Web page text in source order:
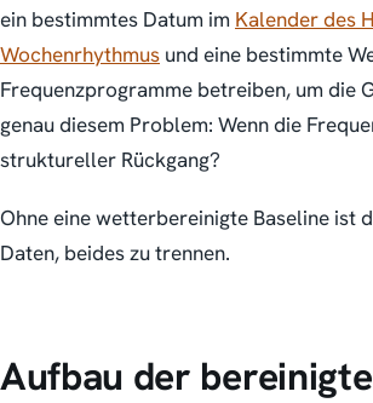
ein bestimmtes Datum im Kalender des
Wochenrhythmus und eine bestimmte
Frequenzprogramme betreiben, um die
genau diesem Problem: Wenn die
struktureller Rückgang?
Ohne eine wetterbereinigte Baseline ist
Daten, beides zu trennen.
Aufbau der